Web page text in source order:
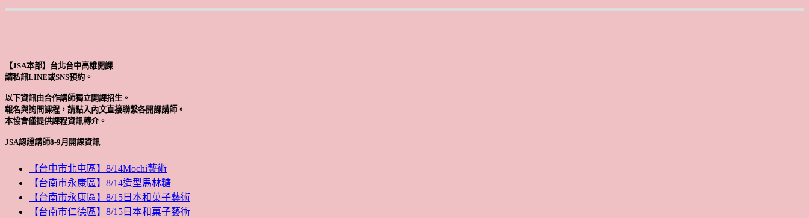
【JSA本部】台北台中高雄開課
請私訊LINE或SNS預約。
以下資訊由合作講師獨立開課招生。
報名與詢問課程，請點入內文直接聯繫各開課講師。
本協會僅提供課程資訊轉介。
JSA認證講師8-9月開課資訊
【台中市北屯區】8/14Mochi藝術
【台南市永康區】8/14造型馬林糖
【台南市永康區】8/15日本和菓子藝術
【台南市仁德區】8/15日本和菓子藝術